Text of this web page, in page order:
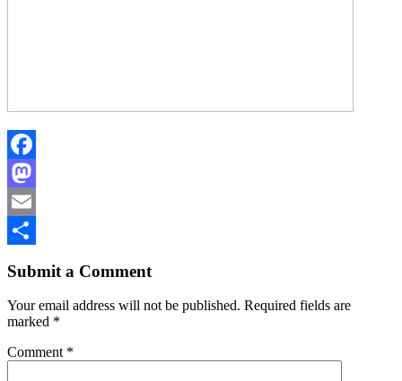
Facebook
Mastodon
Email
Submit a Comment
Your email address will not be published. Required fields are
marked *
Comment *